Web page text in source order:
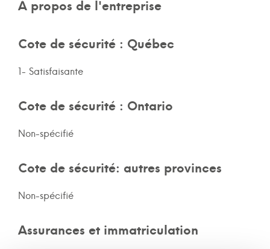
À propos de l'entreprise
Cote de sécurité : Québec
1- Satisfaisante
Cote de sécurité : Ontario
Non-spécifié
Cote de sécurité: autres provinces
Non-spécifié
Assurances et immatriculation